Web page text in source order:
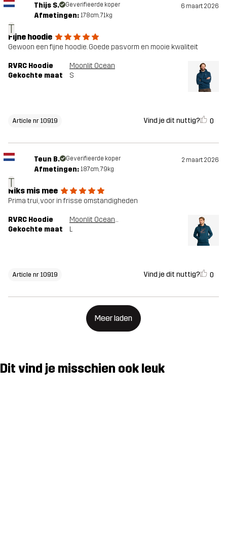
T
Thijs S. Geverifieerde koper 6 maart 2026
Afmetingen: 178cm, 71kg
Fijne hoodie
Gewoon een fijne hoodie. Goede pasvorm en mooie kwaliteit
RVRC Hoodie
Moonlit Ocean
Gekochte maat
S
Article nr 10919 Vind je dit nuttig? 0
T
Teun B. Geverifieerde koper 2 maart 2026
Afmetingen: 187cm, 79kg
Niks mis mee
Prima trui, voor in frisse omstandigheden
RVRC Hoodie
Moonlit Ocean/Smoked Paprika
Gekochte maat
L
Article nr 10919 Vind je dit nuttig? 0
Meer laden
Dit vind je misschien ook leuk